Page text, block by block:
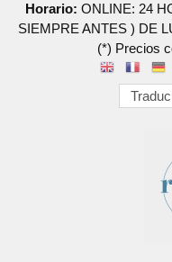
Horario: ONLINE: 24
SIEMPRE ANTES ) DE
(*) Precios